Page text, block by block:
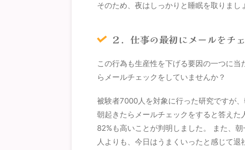
そのため、夜はしっかりと睡眠を取りまし
２．仕事の最初にメールをチ
この行為も生産性を下げる要因の一つに
らメールチェックをしていませんか？
被験者7000人を対象に行った研究ですが
朝起きたらメールチェックをすると答え
82%も高いことが判明しました。 また、
人よりも、今日はうまくいったと感じて